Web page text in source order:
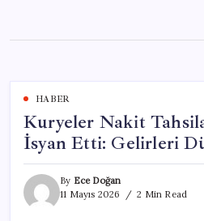
content
HABER
Kuryeler Nakit
İsyan Etti: Gelirleri
By Ece Doğan
11 Mayıs 2026
2 Min Read